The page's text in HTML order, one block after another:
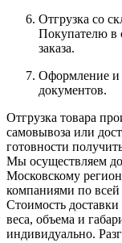
Отгрузка со
Покупателю в
заказа.
Оформление и
документов.
Отгрузка товара
самовывоза или
готовности
Мы осуществляем
Московскому
компаниями по всей
Стоимость доставки
веса, объема и
индивидуально.